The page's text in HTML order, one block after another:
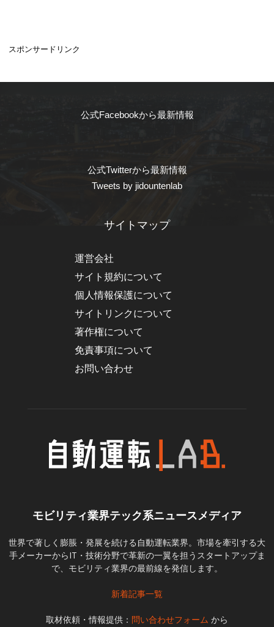
スポンサードリンク
公式Facebookから最新情報
公式Twitterから最新情報
Tweets by jidountenlab
サイトマップ
運営会社
サイト規約について
個人情報保護について
サイトリンクについて
著作権について
免責事項について
お問い合わせ
モビリティ業界テック系ニュースメディア
世界で著しく膨脹・発展を続ける自動運転業界。市場を牽引する大
手メーカーからIT・技術分野で革新の一翼を担うスタートアップま
で、モビリティ業界の最前線を発信します。
新着記事一覧
取材依頼・情報提供： 問い合わせフォーム から